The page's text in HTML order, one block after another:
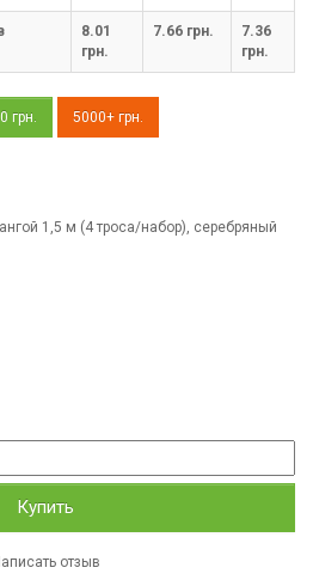
8.01
грн.
7.66 грн.
7.36
грн.
грн. 5000+ грн.
1,5 м (4 троса/набор), серебряный
Купить
отзыв